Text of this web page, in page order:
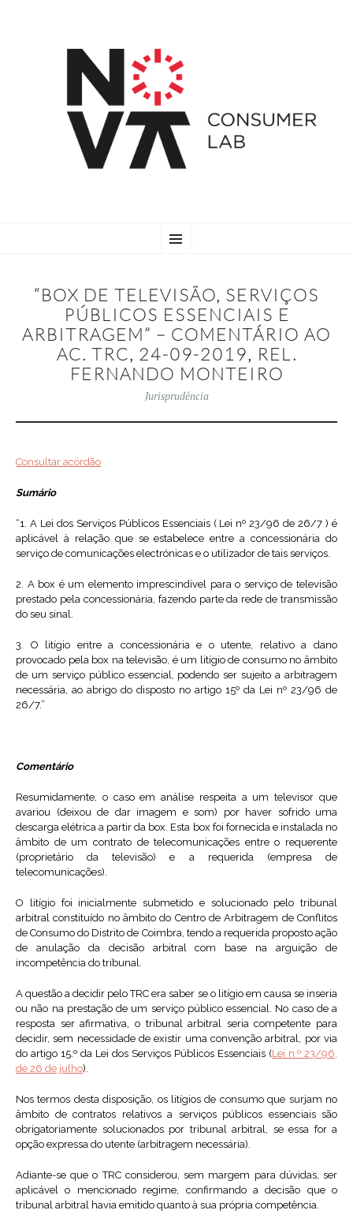
TO
“BOX DE TELEVISÃO, SERVIÇOS
PÚBLICOS ESSENCIAIS E
ARBITRAGEM” – COMENTÁRIO AO
AC. TRC, 24-09-2019, REL.
FERNANDO MONTEIRO
Jurisprudência
Consultar acórdão
Sumário
“1. A Lei dos Serviços Públicos Essenciais ( Lei nº 23/96 de 26/7 ) é
aplicável à relação que se estabelece entre a concessionária do
serviço de comunicações electrónicas e o utilizador de tais serviços.
2. A box é um elemento imprescindível para o serviço de televisão
prestado pela concessionária, fazendo parte da rede de transmissão
do seu sinal.
3. O litígio entre a concessionária e o utente, relativo a dano
provocado pela box na televisão, é um litígio de consumo no âmbito
de um serviço público essencial, podendo ser sujeito a arbitragem
necessária, ao abrigo do disposto no artigo 15º da Lei nº 23/96 de
26/7.”
Comentário
Resumidamente, o caso em análise respeita a um televisor que
avariou (deixou de dar imagem e som) por haver sofrido uma
descarga elétrica a partir da box. Esta box foi fornecida e instalada no
âmbito de um contrato de telecomunicações entre o requerente
(proprietário da televisão) e a requerida (empresa de
telecomunicações).
O litígio foi inicialmente submetido e solucionado pelo tribunal
arbitral constituído no âmbito do Centro de Arbitragem de Conflitos
de Consumo do Distrito de Coimbra, tendo a requerida proposto ação
de anulação da decisão arbitral com base na arguição de
incompetência do tribunal.
A questão a decidir pelo TRC era saber se o litígio em causa se inseria
ou não na prestação de um serviço público essencial. No caso de a
resposta ser afirmativa, o tribunal arbitral seria competente para
decidir, sem necessidade de existir uma convenção arbitral, por via
do artigo 15.º da Lei dos Serviços Públicos Essenciais (Lei n.º 23/96,
de 26 de julho).
Nos termos desta disposição, os litígios de consumo que surjam no
âmbito de contratos relativos a serviços públicos essenciais são
obrigatoriamente solucionados por tribunal arbitral, se essa for a
opção expressa do utente (arbitragem necessária).
Adiante-se que o TRC considerou, sem margem para dúvidas, ser
aplicável o mencionado regime, confirmando a decisão que o
tribunal arbitral havia emitido quanto à sua própria competência.